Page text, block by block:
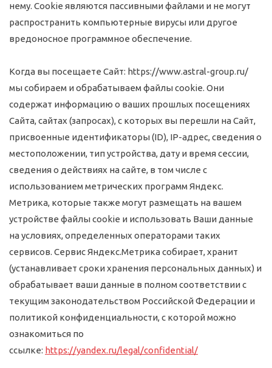
нему. Cookie являются пассивными файлами и не могут
распространить компьютерные вирусы или другое
вредоносное программное обеспечение.
Когда вы посещаете Сайт: https://www.astral-group.ru/
мы собираем и обрабатываем файлы cookie. Они
содержат информацию о ваших прошлых посещениях
Сайта, сайтах (запросах), с которых вы перешли на Сайт,
присвоенные идентификаторы (ID), IP-адрес, сведения о
местоположении, тип устройства, дату и время сессии,
сведения о действиях на сайте, в том числе с
использованием метрических программ Яндекс.
Метрика, которые также могут размещать на вашем
устройстве файлы cookie и использовать Ваши данные
на условиях, определенных операторами таких
сервисов. Сервис Яндекс.Метрика собирает, хранит
(устанавливает сроки хранения персональных данных) и
обрабатывает ваши данные в полном соответствии с
текущим законодательством Российской Федерации и
политикой конфиденциальности, с которой можно
ознакомиться по
ссылке: https://yandex.ru/legal/confidential/